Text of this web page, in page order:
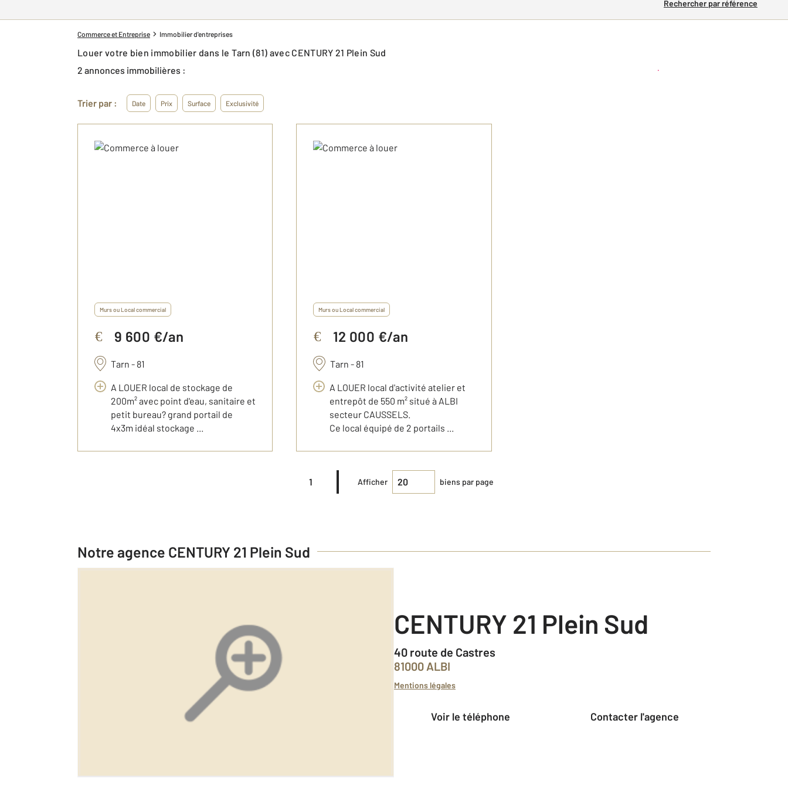
Rechercher par référence
Commerce et Entreprise Immobilier d'entreprises
Louer votre bien immobilier dans le Tarn (81) avec CENTURY 21 Plein Sud
2 annonces immobilières :
Créer une alerte
Trier par : Date Prix Surface Exclusivité
Murs ou Local commercial
€ 9 600 €/an
Tarn - 81
A LOUER local de stockage de
200m² avec point d'eau, sanitaire et
petit bureau? grand portail de
4x3m idéal stockage ...
Murs ou Local commercial
€ 12 000 €/an
Tarn - 81
A LOUER local d'activité atelier et
entrepôt de 550 m² situé à ALBI
secteur CAUSSELS.
Ce local équipé de 2 portails ...
1 Afficher biens par page
Notre agence CENTURY 21 Plein Sud
CENTURY 21 Plein Sud
40 route de Castres
81000 ALBI
Mentions légales
Voir le téléphone Contacter l'agence